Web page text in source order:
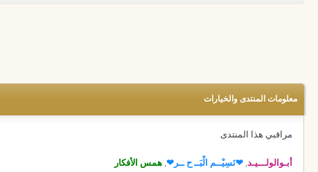
معلومات المنتدى والخيارات
مراقبي هذا المنتدى
أبـوالولـــيـد, ❤نَسِيْــم الْبَــ ح ــر❤, همس الأفكار